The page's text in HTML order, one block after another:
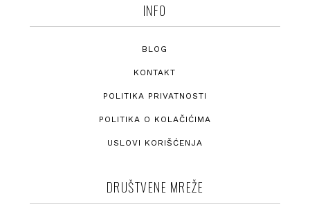
INFO
BLOG
KONTAKT
POLITIKA PRIVATNOSTI
POLITIKA O KOLAČIĆIMA
USLOVI KORIŠĆENJA
DRUŠTVENE MREŽE